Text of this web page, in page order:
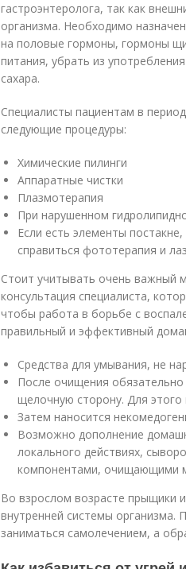
гастроэнтеролога, так как
организма. Необходимо
на половые гормоны, гормоны
питания, убрать из
сахара.
Специалисты пациентам в
следующие процедуры:
Химические пилинги
Аппаратные чистки
Плазмотерапия
При нарушенном
Если есть элементы
справиться фототерапия и
Стоит учитывать очень важный
консультация специалиста,
чтобы работа в борьбе с
правильный и эффективный
Средства для умывания, не
После очищения
щелочную сторону. Для этого
Затем наносится
Возможно дополнение
локального действиях,
компонентами, очищающими
Во взрослом возрасте прыщики
внутренней системы организма.
заниматься самолечением, а